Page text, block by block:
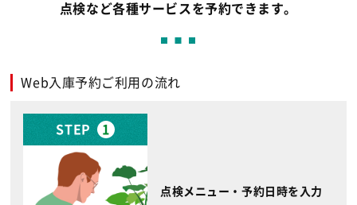
点検など各種サービスを予約できます。
Web入庫予約ご利用の流れ
STEP 1
点検メニュー・予約日時を入力